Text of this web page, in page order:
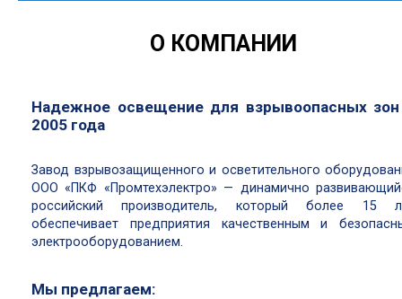
О КОМПАНИИ
Надежное освещение для взрывоопасных
2005 года
Завод взрывозащищенного и осветительного
ООО «ПКФ «Промтехэлектро» — динамично
российский производитель, который более 15
обеспечивает предприятия качественным и
электрооборудованием.
Мы предлагаем: